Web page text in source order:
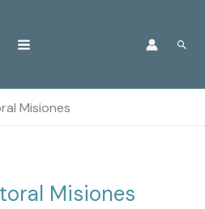
Misiones
Misiones